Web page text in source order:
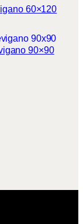
60×120
90×90